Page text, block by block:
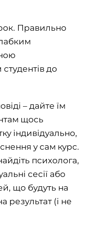
Правильно
до
– дайте їм
щось
індивідуально,
у сам курс.
психолога,
сесії або
що будуть на
результат (і не